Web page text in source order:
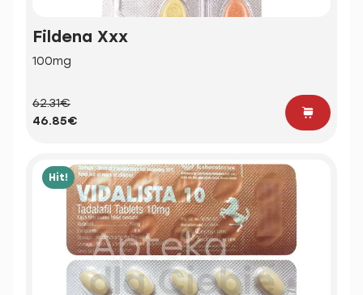
Fildena Xxx
100mg
62.31€
46.85€
Hit!